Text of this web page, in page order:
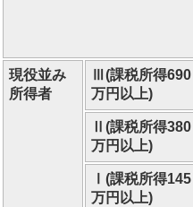
現役並み
所得者
Ⅲ(課税所得690
万円以上)
Ⅱ(課税所得380
万円以上)
Ⅰ(課税所得145
万円以上)